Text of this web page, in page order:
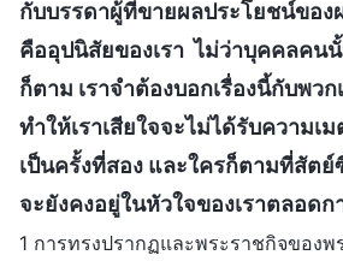
กับบรรดาผู้ที่ขายผลประโยชน์ของ
คืออุปนิสัยของเรา ไม่ว่าบุคคลคน
ก็ตาม เราจำต้องบอกเรื่องนี้กับพว
ทำให้เราเสียใจจะไม่ได้รับความเ
เป็นครั้งที่สอง และใครก็ตามที่สัต
จะยังคงอยู่ในหัวใจของเราตลอดก
1 การทรงปรากฏและพระราชกิจของพร